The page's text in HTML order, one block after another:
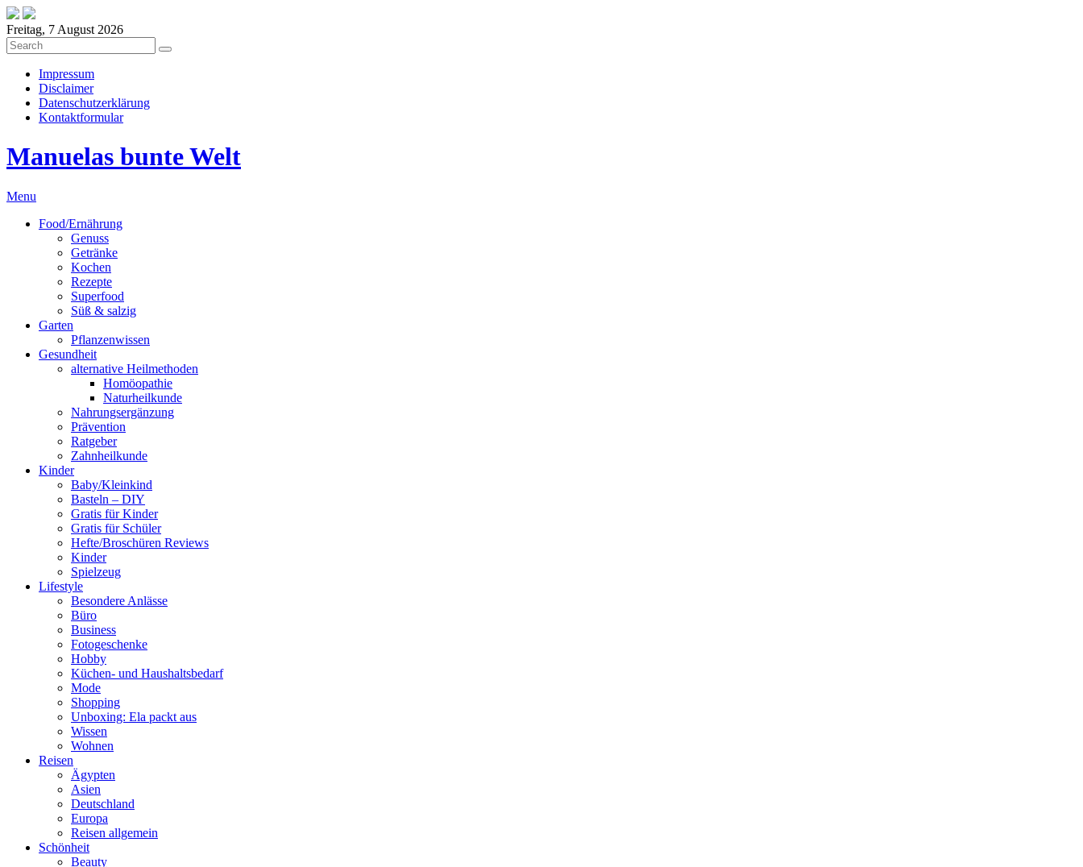
Freitag, 7 August 2026
Impressum
Disclaimer
Datenschutzerklärung
Kontaktformular
Manuelas bunte Welt
Menu
Food/Ernährung
Genuss
Getränke
Kochen
Rezepte
Superfood
Süß & salzig
Garten
Pflanzenwissen
Gesundheit
alternative Heilmethoden
Homöopathie
Naturheilkunde
Nahrungsergänzung
Prävention
Ratgeber
Zahnheilkunde
Kinder
Baby/Kleinkind
Basteln – DIY
Gratis für Kinder
Gratis für Schüler
Hefte/Broschüren Reviews
Kinder
Spielzeug
Lifestyle
Besondere Anlässe
Büro
Business
Fotogeschenke
Hobby
Küchen- und Haushaltsbedarf
Mode
Shopping
Unboxing: Ela packt aus
Wissen
Wohnen
Reisen
Ägypten
Asien
Deutschland
Europa
Reisen allgemein
Schönheit
Beauty